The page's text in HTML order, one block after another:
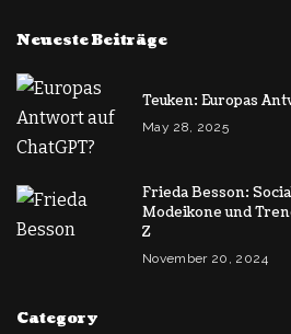
Neueste Beiträge
Teuken: Europas
May 28, 2025
Frieda Besson:
Modeikone und
Z
November 20, 2024
Category